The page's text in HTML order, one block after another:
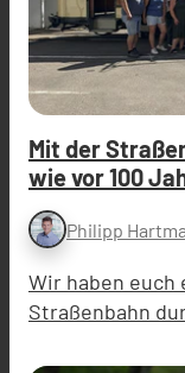
Mit der
wie vor 100
Philipp
Wir haben
Straßenbahn